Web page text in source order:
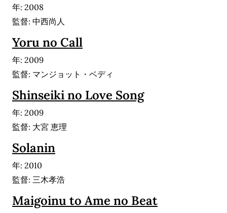
年: 2008
監督: 中西尚人
Yoru no Call
年: 2009
監督: マンジョット・ベディ
Shinseiki no Love Song
年: 2009
監督: 大宮 恵理
Solanin
年: 2010
監督: 三木孝浩
Maigoinu to Ame no Beat